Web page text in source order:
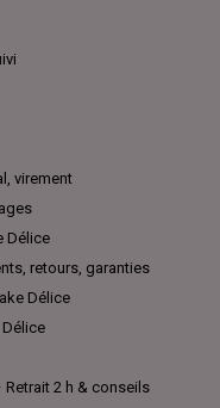
virement
Délice
retours, garanties
Délice
Retrait 2 h & conseils